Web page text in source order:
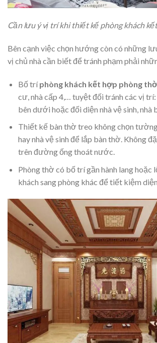
Cần lưu ý vị trí khi thiết kế phòng khách
Bên cạnh việc chọn hướng còn có những
vị chủ nhà cần biết để tránh phạm phải
Bố tríphòng khách kết hợp phòng thờ
cư, nhà cấp 4,… tuyệt đối tránh các vị trí:
bên dưới hoặc đối diện nhà vệ sinh, nhà
Thiết kế bàn thờ treo không chọn
hay nhà vệ sinh để lắp bàn thờ. Không
trên đường ống thoát nước.
Phòng thờ có bố trí gần hành lang hoặc
khách sang phòng khác để tiết kiệm